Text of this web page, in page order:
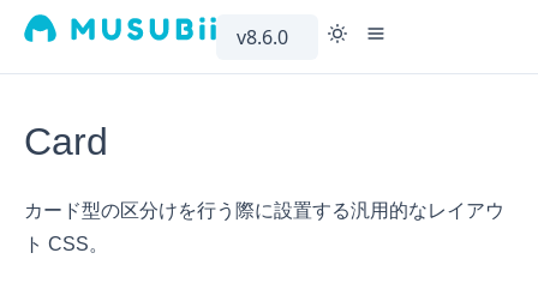
v8.6.0
Demo
Setup
Card
カード型の区分けを行う際に設置する汎用的なレイアウ
ト CSS。